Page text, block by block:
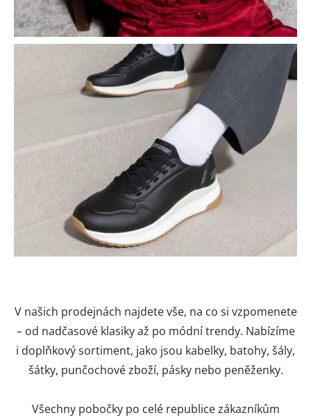
V našich prodejnách najdete vše, na co si vzpomenete
– od nadčasové klasiky až po módní trendy. Nabízíme
i doplňkový sortiment, jako jsou kabelky, batohy, šály,
šátky, punčochové zboží, pásky nebo peněženky.
Všechny pobočky po celé republice zákazníkům